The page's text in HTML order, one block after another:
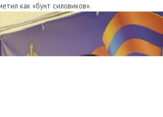
как «бунт силовиков».